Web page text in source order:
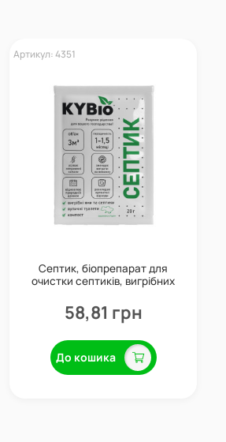
Артикул: 4351
Септик, біопрепарат для
очистки септиків, вигрібних
KYBio
58,81 грн
До кошика